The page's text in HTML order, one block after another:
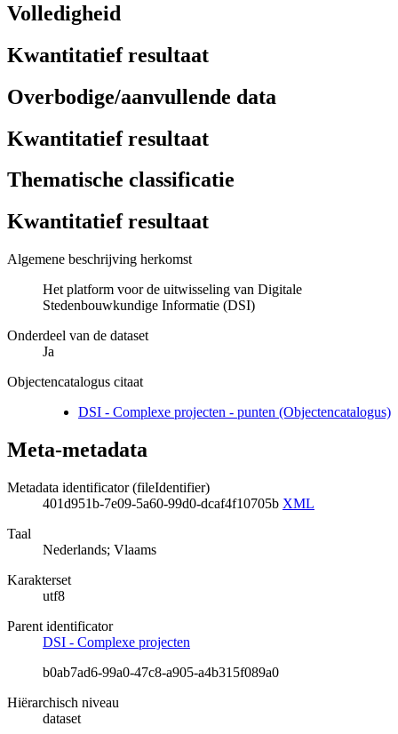
Volledigheid
Kwantitatief resultaat
Overbodige/aanvullende data
Kwantitatief resultaat
Thematische classificatie
Kwantitatief resultaat
Algemene beschrijving herkomst
Het platform voor de uitwisseling van Digitale
Stedenbouwkundige Informatie (DSI)
Onderdeel van de dataset
Ja
Objectencatalogus citaat
DSI - Complexe projecten - punten (Objectencatalogus)
Meta-metadata
Metadata identificator (fileIdentifier)
401d951b-7e09-5a60-99d0-dcaf4f10705b XML
Taal
Nederlands; Vlaams
Karakterset
utf8
Parent identificator
DSI - Complexe projecten
b0ab7ad6-99a0-47c8-a905-a4b315f089a0
Hiërarchisch niveau
dataset